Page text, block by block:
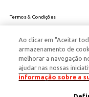
Termos & Condições
Politica de Cookies
Política de Privacidade Dados
Responsabilidade Social
Este site é protegido pelo
Ao clicar em "Aceitar
armazenamento de
melhorar a navegação
ajudar nas nossas
informação sobre a